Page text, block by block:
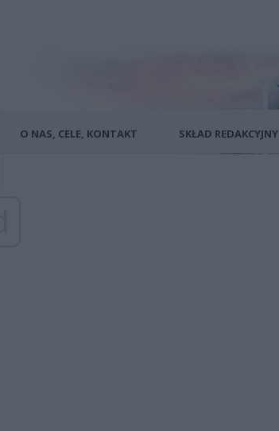
O NAS, CELE, KONTAKT SKŁAD REDAKCYJNY